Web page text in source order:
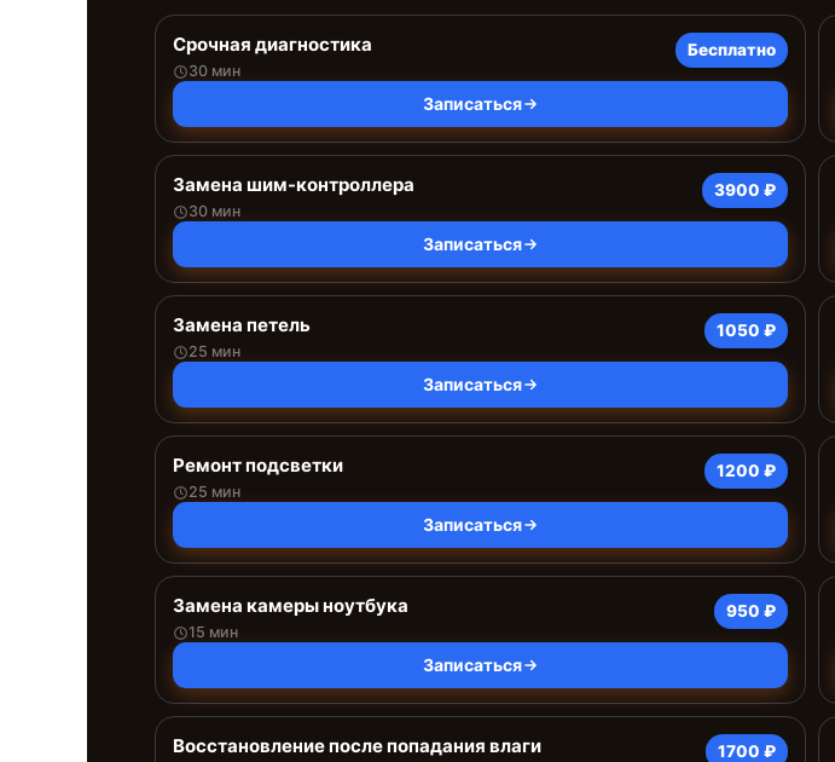
Срочная диагностика
30 мин
Бесплатно
Записаться
Замена шим-контроллера
30 мин
3900 ₽
Записаться
Замена петель
25 мин
1050 ₽
Записаться
Ремонт подсветки
25 мин
1200 ₽
Записаться
Замена камеры ноутбука
15 мин
950 ₽
Записаться
Восстановление после попадания влаги 1700 ₽